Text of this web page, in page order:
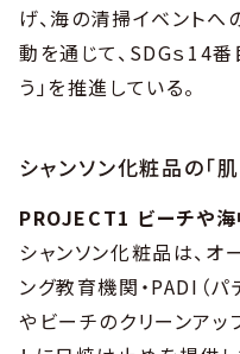
げ、海の清掃イベント
動を通じて、SDGｓ14
う」を推進している。
シャンソン化粧品の「
PROJECT1 ビーチや
シャンソン化粧品は、
ング教育機関・PADI（
やビーチのクリーンア